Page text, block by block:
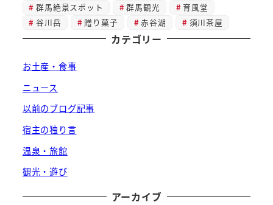
群馬絶景スポット
群馬観光
育風堂
谷川岳
贈り菓子 赤谷湖 須川茶屋
カテゴリー
お土産・食事
ニュース
以前のブログ記事
宿主の独り言
温泉・旅館
観光・遊び
アーカイブ